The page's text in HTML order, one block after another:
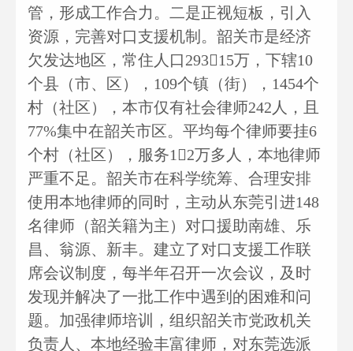
管，形成工作合力。二是正视短板，引入
资源，完善对口支援机制。韶关市是经济
欠发达地区，常住人口29315万，下辖10
个县（市、区），109个镇（街），1454个
村（社区），本市仅有社会律师242人，且
77%集中在韶关市区。平均每个律师要挂6
个村（社区），服务12万多人，本地律师
严重不足。韶关市在科学统筹、合理安排
使用本地律师的同时，主动从东莞引进148
名律师（韶关籍为主）对口援助南雄、乐
昌、翁源、新丰。建立了对口支援工作联
席会议制度，每半年召开一次会议，及时
发现并解决了一批工作中遇到的困难和问
题。加强律师培训，组织韶关市党政机关
负责人、本地经验丰富律师，对东莞选派